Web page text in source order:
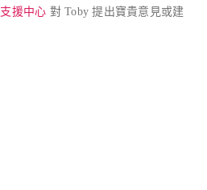
支援中心 對 Toby 提出寶貴意見或建